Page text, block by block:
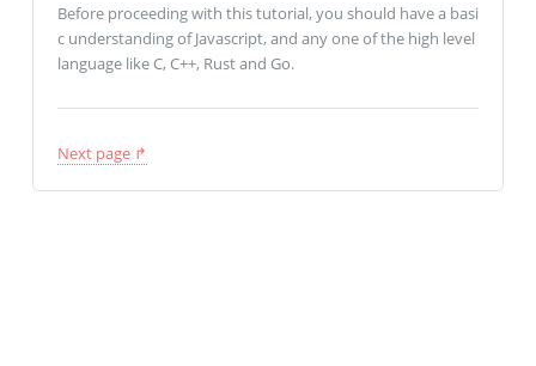
Before proceeding with this tutorial, you should have a basi
c understanding of Javascript, and any one of the high level
language like C, C++, Rust and Go.
Next page ↱